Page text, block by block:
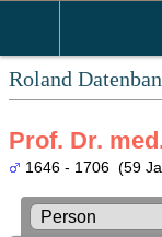
Roland
Prof. Dr.
1646 - 1706 (59